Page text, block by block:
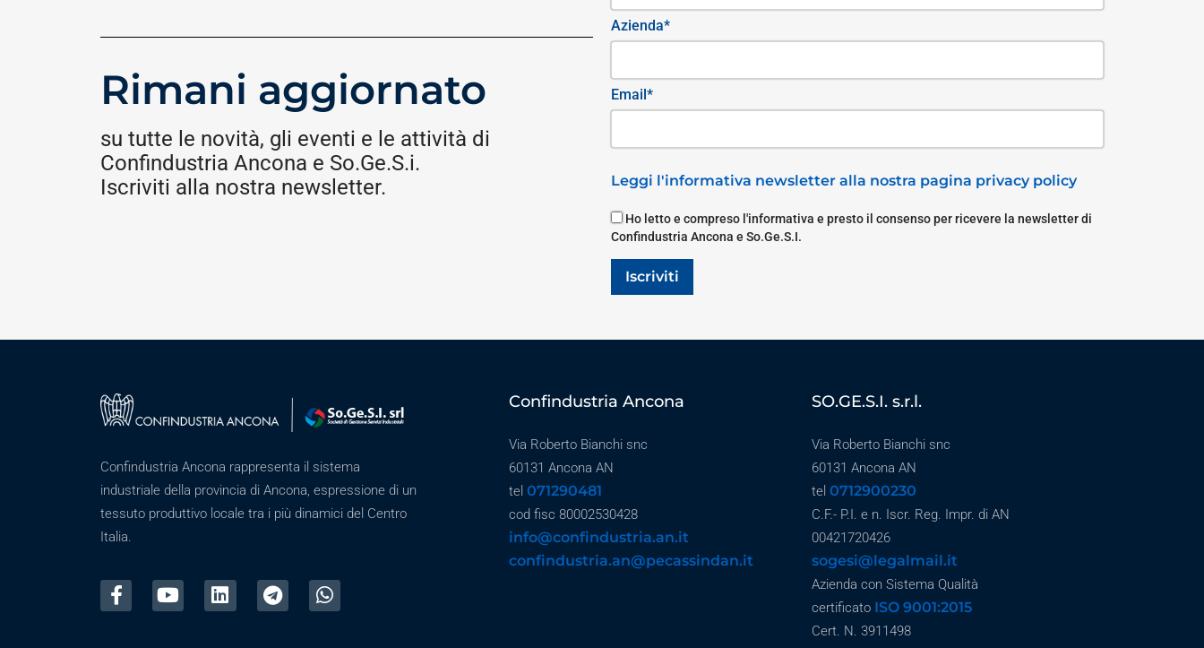
Rimani aggiornato
su tutte le novità, gli eventi e le attività di
Confindustria Ancona e So.Ge.S.i.
Iscriviti alla nostra newsletter.
Azienda*
Email*
Leggi l'informativa newsletter alla nostra pagina privacy policy
Ho letto e compreso l'informativa e presto il consenso per ricevere la newsletter di
Confindustria Ancona e So.Ge.S.I.
Iscriviti
Confindustria Ancona rappresenta il sistema
industriale della provincia di Ancona, espressione di un
tessuto produttivo locale tra i più dinamici del Centro
Italia.
Confindustria Ancona
Via Roberto Bianchi snc
60131 Ancona AN
tel 071290481
cod fisc 80002530428
info@confindustria.an.it
confindustria.an@pecassindan.it
SO.GE.S.I. s.r.l.
Via Roberto Bianchi snc
60131 Ancona AN
tel 0712900230
C.F.- P.I. e n. Iscr. Reg. Impr. di AN
00421720426
sogesi@legalmail.it
Azienda con Sistema Qualità
certificato ISO 9001:2015
Cert. N. 3911498